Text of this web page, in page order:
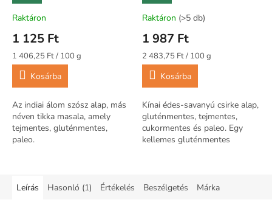
mesterséges
Raktáron
1 125 Ft
Egységár:
1 406,25 Ft / 100 g
Kosárba
Az indiai álom szósz alap, más
néven tikka masala, amely
tejmentes, gluténmentes,
paleo.
cukormentes, paleo) 80 g
Raktáron (>5 db)
1 987 Ft
Egységár:
2 483,75 Ft / 100 g
Kosárba
Kínai édes-savanyú csirke alap,
gluténmentes, tejmentes,
cukormentes és paleo. Egy
kellemes gluténmentes
Leírás Hasonló (1) Értékelés Beszélgetés Márka